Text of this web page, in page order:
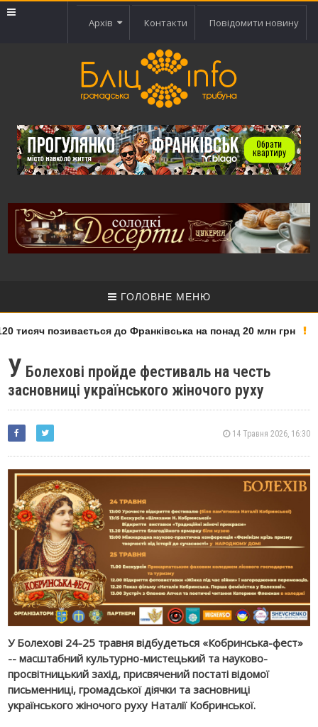
Архів Контакти Повідомити новину
ГОЛОВНЕ МЕНЮ
позивається до Франківська на понад 20 млн грн
У Болехові пройде фестиваль на честь
засновниці українського жіночого руху
14 Травня 2026, 16:30
У Болехові 24-25 травня відбудеться «Кобринська-фест»
-- масштабний культурно-мистецький та науково-
просвітницький захід, присвячений постаті відомої
письменниці, громадської діячки та засновниці
українського жіночого руху Наталії Кобринської.